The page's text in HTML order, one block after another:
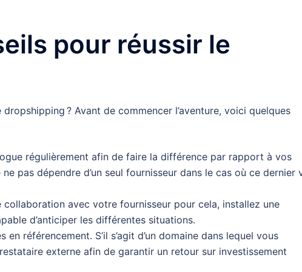
pour réussir le
? Avant de commencer l’aventure, voici quelques
régulièrement afin de faire la différence par rapport à vos
pas dépendre d’un seul fournisseur dans le cas où ce dernier
avec votre fournisseur pour cela, installez une
d’anticiper les différentes situations.
référencement. S’il s’agit d’un domaine dans lequel vous
externe afin de garantir un retour sur investissement